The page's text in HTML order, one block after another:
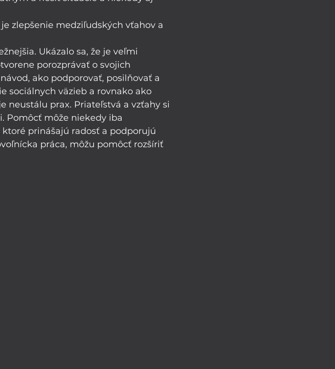
zlepšenie medziľudských vťahov a
Ukázalo sa, že je veľmi
porozprávať o svojich
ako podporovať, posilňovať a
sociálnych väzieb a rovnako ako
neustálu prax. Priateľstvá a vzťahy si
Pomôcť môže niekedy iba
prinášajú radosť a podporujú
práca, môžu pomôcť rozšíriť